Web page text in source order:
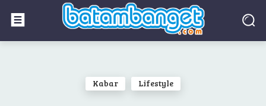
Kabar Lifestyle